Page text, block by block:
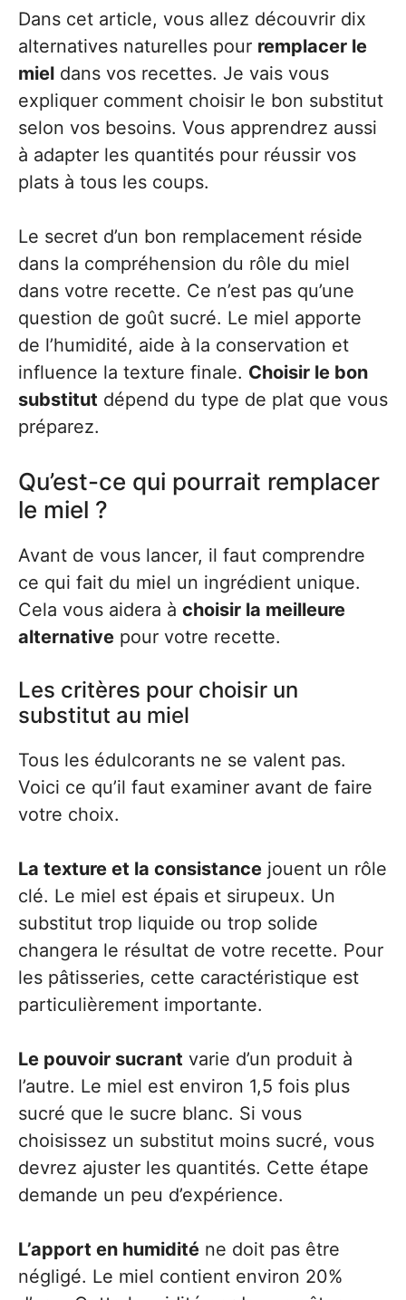
Dans cet article, vous allez découvrir dix
alternatives naturelles pour remplacer le
miel dans vos recettes. Je vais vous
expliquer comment choisir le bon substitut
selon vos besoins. Vous apprendrez aussi
à adapter les quantités pour réussir vos
plats à tous les coups.
Le secret d’un bon remplacement réside
dans la compréhension du rôle du miel
dans votre recette. Ce n’est pas qu’une
question de goût sucré. Le miel apporte
de l’humidité, aide à la conservation et
influence la texture finale. Choisir le bon
substitut dépend du type de plat que vous
préparez.
Qu’est-ce qui pourrait remplacer
le miel ?
Avant de vous lancer, il faut comprendre
ce qui fait du miel un ingrédient unique.
Cela vous aidera à choisir la meilleure
alternative pour votre recette.
Les critères pour choisir un
substitut au miel
Tous les édulcorants ne se valent pas.
Voici ce qu’il faut examiner avant de faire
votre choix.
La texture et la consistance jouent un rôle
clé. Le miel est épais et sirupeux. Un
substitut trop liquide ou trop solide
changera le résultat de votre recette. Pour
les pâtisseries, cette caractéristique est
particulièrement importante.
Le pouvoir sucrant varie d’un produit à
l’autre. Le miel est environ 1,5 fois plus
sucré que le sucre blanc. Si vous
choisissez un substitut moins sucré, vous
devrez ajuster les quantités. Cette étape
demande un peu d’expérience.
L’apport en humidité ne doit pas être
négligé. Le miel contient environ 20%